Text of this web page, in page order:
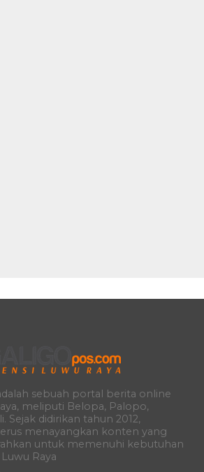
sebuah portal berita online
meliputi Belopa, Palopo,
Sejak didirikan tahun 2012,
menayangkan konten yang
untuk memenuhi kebutuhan
Raya